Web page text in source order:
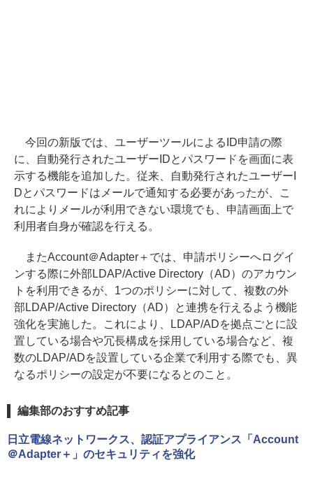
今回の新版では、ユーザーツールによるID申請の際
に、自動発行されたユーザーIDとパスワードを画面に表
示する機能を追加した。従来、自動発行されたユーザーI
Dとパスワードはメールで通知する必要があったが、こ
れによりメールが利用できない環境でも、申請画面上で
利用者自身が確認を行える。
またAccount＠Adapter＋では、申請ポリシーへログイ
ンする際に外部LDAP/Active Directory（AD）のアカウン
トを利用できるが、1つのポリシーに対して、複数の外
部LDAP/Active Directory（AD）と連携を行えるよう機能
強化を実施した。これにより、LDAP/ADを拠点ごとに設
置している場合や冗長構成を採用している場合など、複
数のLDAP/ADを設置している企業で利用する際でも、異
なるポリシーの設定が不要になるとのこと。
編集部のおすすめ記事
日立電線ネットワークス、認証アプライアンス「Account
＠Adapter＋」のセキュリティを強化